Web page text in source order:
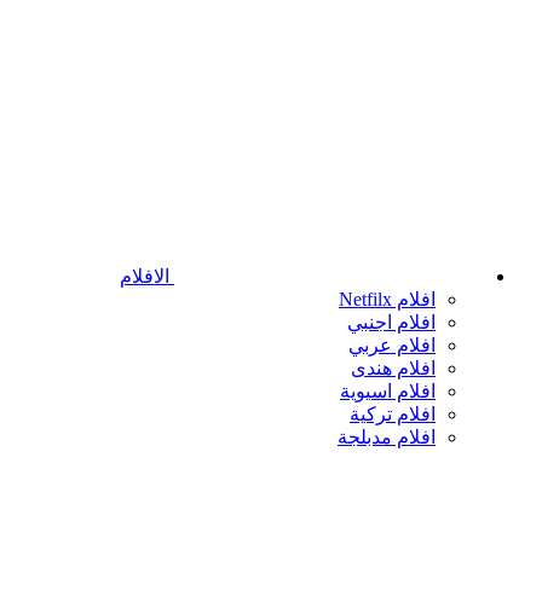
الافلام
افلام Netfilx
افلام اجنبي
افلام عربي
افلام هندى
افلام اسيوية
افلام تركية
افلام مدبلجة